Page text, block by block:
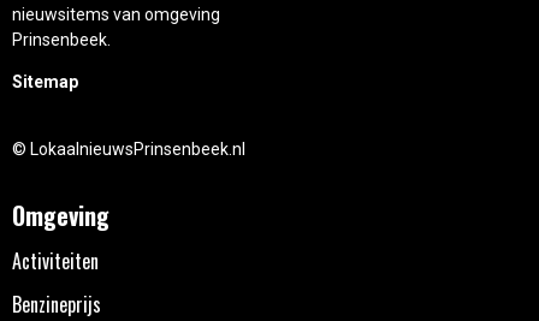
nieuwsitems van omgeving
Prinsenbeek.
Sitemap
© LokaalnieuwsPrinsenbeek.nl
Omgeving
Activiteiten
Benzineprijs